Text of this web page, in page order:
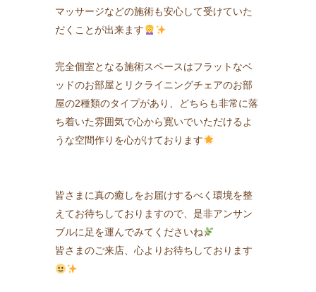
マッサージなどの施術も安心して受けていた
だくことが出来ます
完全個室となる施術スペースはフラットなベ
ッドのお部屋とリクライニングチェアのお部
屋の2種類のタイプがあり、どちらも非常に落
ち着いた雰囲気で心から寛いでいただけるよ
うな空間作りを心がけております
皆さまに真の癒しをお届けするべく環境を整
えてお待ちしておりますので、是非アンサン
ブルに足を運んでみてくださいね
皆さまのご来店、心よりお待ちしております